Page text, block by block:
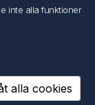
reserverade.
inte alla funktioner
alla cookies